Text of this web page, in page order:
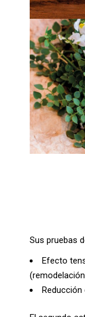
Sus pruebas
Efecto
Reducción